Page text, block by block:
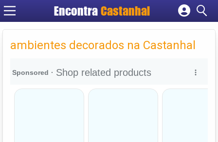
EncontraCastanhal
Cadastrar empresa
Criar conta
ambientes decorados na Castanhal